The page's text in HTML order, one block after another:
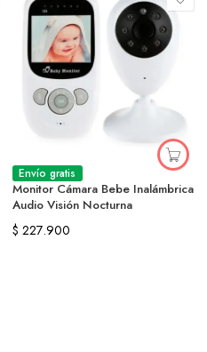
Envío gratis
Monitor Cámara Bebe Inalámbrica
Audio Visión Nocturna
$ 227.900